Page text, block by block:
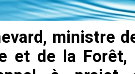
ministre
et de la Forêt,